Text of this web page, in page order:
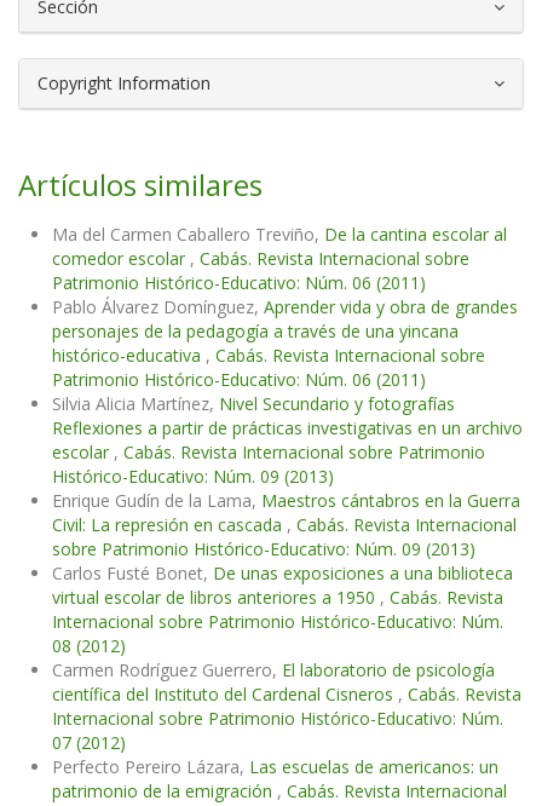
Sección
Copyright Information
Artículos similares
Ma del Carmen Caballero Treviño, De la cantina escolar al
comedor escolar , Cabás. Revista Internacional sobre
Patrimonio Histórico-Educativo: Núm. 06 (2011)
Pablo Álvarez Domínguez, Aprender vida y obra de grandes
personajes de la pedagogía a través de una yincana
histórico-educativa , Cabás. Revista Internacional sobre
Patrimonio Histórico-Educativo: Núm. 06 (2011)
Silvia Alicia Martínez, Nivel Secundario y fotografías
Reflexiones a partir de prácticas investigativas en un archivo
escolar , Cabás. Revista Internacional sobre Patrimonio
Histórico-Educativo: Núm. 09 (2013)
Enrique Gudín de la Lama, Maestros cántabros en la Guerra
Civil: La represión en cascada , Cabás. Revista Internacional
sobre Patrimonio Histórico-Educativo: Núm. 09 (2013)
Carlos Fusté Bonet, De unas exposiciones a una biblioteca
virtual escolar de libros anteriores a 1950 , Cabás. Revista
Internacional sobre Patrimonio Histórico-Educativo: Núm.
08 (2012)
Carmen Rodríguez Guerrero, El laboratorio de psicología
científica del Instituto del Cardenal Cisneros , Cabás. Revista
Internacional sobre Patrimonio Histórico-Educativo: Núm.
07 (2012)
Perfecto Pereiro Lázara, Las escuelas de americanos: un
patrimonio de la emigración , Cabás. Revista Internacional